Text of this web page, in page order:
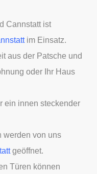
Cannstatt ist
im Einsatz.
aus der Patsche und
oder Ihr Haus
ein innen steckender
werden von uns
geöffnet.
Türen können